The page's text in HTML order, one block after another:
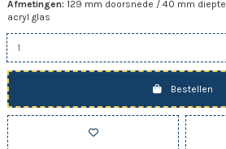
Afmetingen: 129 mm doorsnede / 40 mm diepte
acryl glas
Bestellen